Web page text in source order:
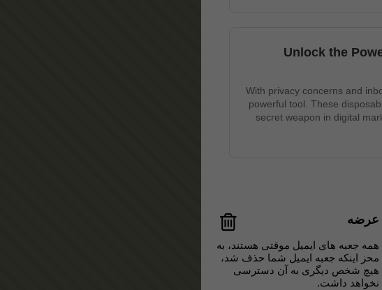
Unlock the
With privacy concerns and
powerful tool. These
secret weapon in digital
عرضه
همه جعبه های ایمیل موقتی هستند، به
محز اینکه جعبه ایمیل شما حذف شد،
هیچ شخص دیگری به آن دسترسی
نخواهد داشت.